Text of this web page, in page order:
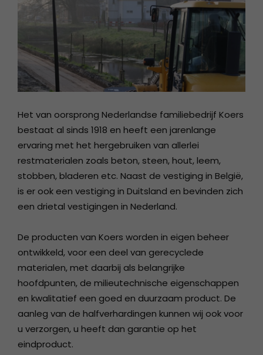
Het van oorsprong Nederlandse familiebedrijf Koers
bestaat al sinds 1918 en heeft een jarenlange
ervaring met het hergebruiken van allerlei
restmaterialen zoals beton, steen, hout, leem,
stobben, bladeren etc. Naast de vestiging in België,
is er ook een vestiging in Duitsland en bevinden zich
een drietal vestigingen in Nederland.
De producten van Koers worden in eigen beheer
ontwikkeld, voor een deel van gerecyclede
materialen, met daarbij als belangrijke
hoofdpunten, de milieutechnische eigenschappen
en kwalitatief een goed en duurzaam product. De
aanleg van de halfverhardingen kunnen wij ook voor
u verzorgen, u heeft dan garantie op het
eindproduct.